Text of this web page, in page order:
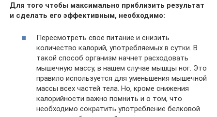
Для того чтобы максимально приблизить результат
и сделать его эффективным, необходимо:
Пересмотреть свое питание и снизить
количество калорий, употребляемых в сутки. В
такой способ организм начнет расходовать
мышечную массу, в нашем случае мышцы ног. Это
правило используется для уменьшения мышечной
массы всех частей тела. Но, кроме снижения
калорийности важно помнить и о том, что
необходимо сократить употребление белковой